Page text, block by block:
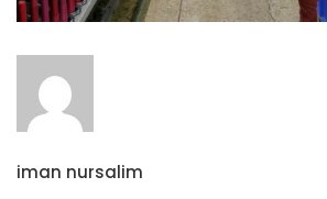
iman nursalim